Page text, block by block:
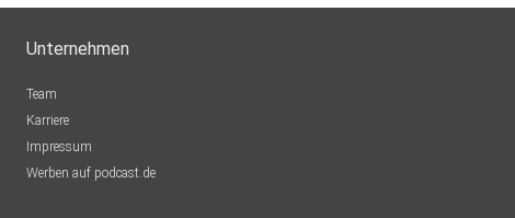
Unternehmen
Team
Karriere
Impressum
Werben auf podcast.de